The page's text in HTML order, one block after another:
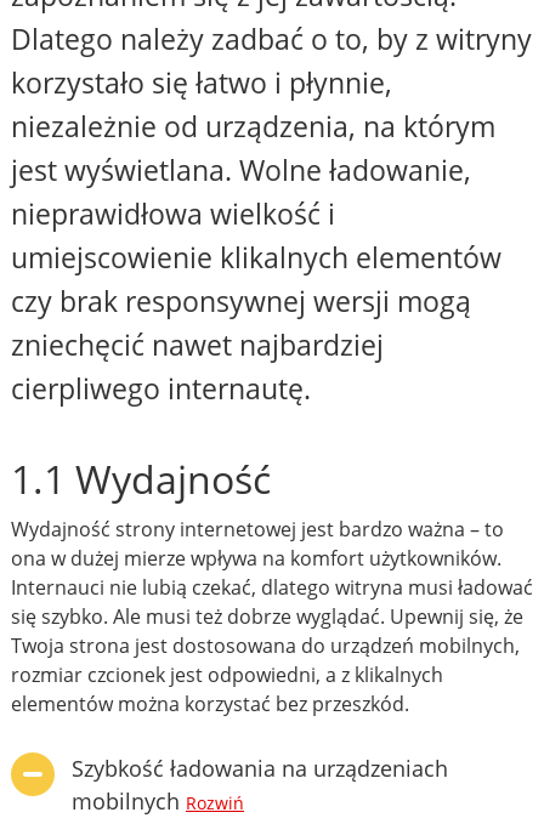
Dlatego należy zadbać o to, by z witryny
korzystało się łatwo i płynnie,
niezależnie od urządzenia, na którym
jest wyświetlana. Wolne ładowanie,
nieprawidłowa wielkość i
umiejscowienie klikalnych elementów
czy brak responsywnej wersji mogą
zniechęcić nawet najbardziej
cierpliwego internautę.
1.1 Wydajność
Wydajność strony internetowej jest bardzo ważna – to
ona w dużej mierze wpływa na komfort użytkowników.
Internauci nie lubią czekać, dlatego witryna musi ładować
się szybko. Ale musi też dobrze wyglądać. Upewnij się, że
Twoja strona jest dostosowana do urządzeń mobilnych,
rozmiar czcionek jest odpowiedni, a z klikalnych
elementów można korzystać bez przeszkód.
Szybkość ładowania na urządzeniach
mobilnych Rozwiń